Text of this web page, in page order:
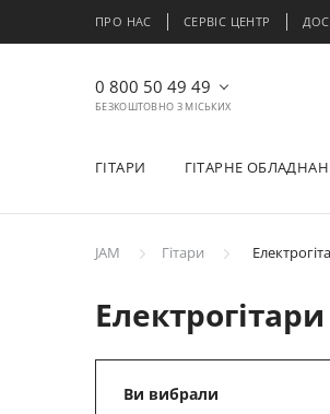
ПРО НАС СЕРВІС ЦЕНТР
0 800 50 49 49
БЕЗКОШТОВНО З МІСЬКИХ
ГІТАРИ ГІТАРНЕ
JAM Гітари
Ви вибрали